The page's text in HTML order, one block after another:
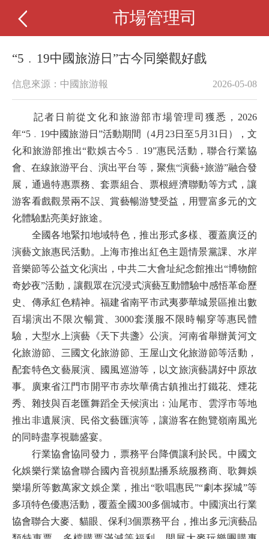
市場管理司
“5﹒19中國旅游日”古今同樂觀好戲
信息來源：中國旅游報 2026-05-08
記者日前從文化和旅游部市場管理司獲悉，2026
年“5﹒19中國旅游日”活動期間（4月23日至5月31日），文
化和旅游部推出“歡娛古今5﹒19”惠民活動，聯合行業協
會、在線旅游平台、演出平台等，聚焦“演藝+旅游”融合發
展，通過特惠票務、套票組合、票根經濟聯動等方式，讓
游客看戲觀景兩不誤、賞藝暢游雙受益，用豐富多元的文
化體驗點亮美好旅途。
全國各地緊扣地域特色，推出形式多樣、覆蓋廣泛的
演藝文旅惠民活動。上海市推出紅色主題情景黨課、水岸
音樂節等公益文化演出，中共二大會址紀念館推出“博物館
奇妙夜”活動，讓觀眾在沉浸式演藝互動體驗中感悟革命歷
史、傳承紅色精神。福建省南平市武夷夢華城景區推出數
百場演出不限次暢賞、3000套漢服不限時暢穿等惠民體
驗，大型水上演藝《天下共盞》公演。河南省舉辦黃河文
化旅游節、三國文化旅游節、王屋山文化旅游節等活動，
配套特色文藝展演、國風巡游等，以文旅演藝講好中原故
事。廣東省江門市開平市赤坎華僑古鎮推出打鐵花、煙花
秀、雜技與百老匯舞蹈全天候演出﹔汕尾市、雲浮市等地
推出非遺展演、民俗文藝匯演等，讓游客在飽覽嶺南風光
的同時盡享視聽盛宴。
行業協會協同發力，票務平台降價讓利於民。中國文
化娛樂行業協會聯合國內音視頻點播系統服務商、歌舞娛
樂場所等數萬家文娛企業，推出“歌唱惠民”“劇本探城”等
多項特色優惠活動，覆蓋全國300多個城市。中國演出行業
協會聯合大麥、貓眼、保利3個票務平台，推出多元演藝品